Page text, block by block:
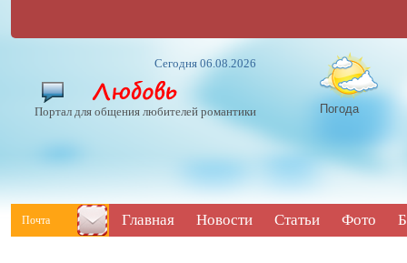
Сегодня 06.08.2026
Портал для общения любителей романтики Погода
Почта Главная Новости Статьи Фото